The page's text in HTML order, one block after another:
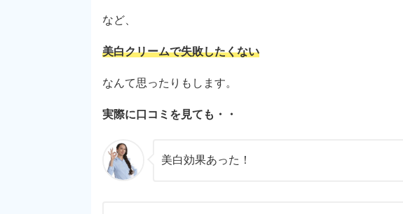
など、
美白クリームで失敗したくない
なんて思ったりもします。
実際に口コミを見ても・・
美白効果あった！